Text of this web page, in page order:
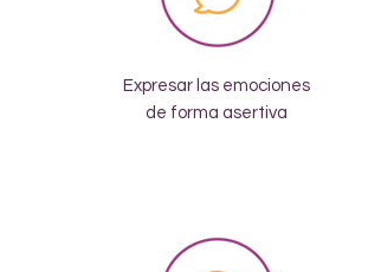
Expresar las emociones
de forma asertiva